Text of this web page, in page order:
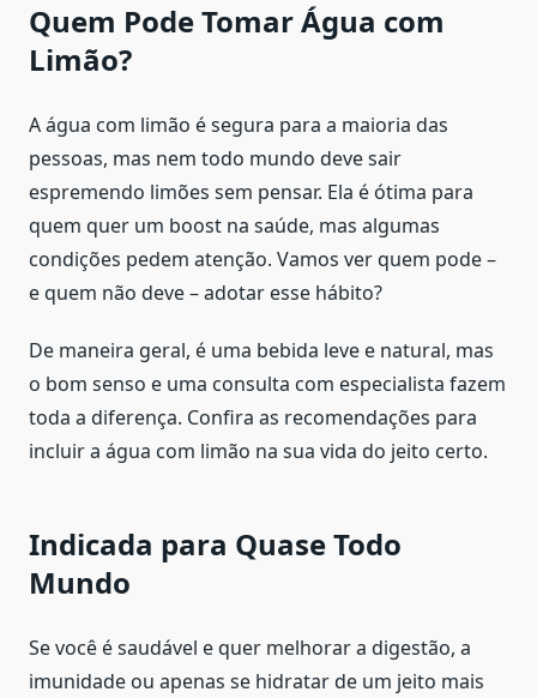
Quem Pode Tomar Água com
Limão?
A água com limão é segura para a maioria das
pessoas, mas nem todo mundo deve sair
espremendo limões sem pensar. Ela é ótima para
quem quer um boost na saúde, mas algumas
condições pedem atenção. Vamos ver quem pode –
e quem não deve – adotar esse hábito?
De maneira geral, é uma bebida leve e natural, mas
o bom senso e uma consulta com especialista fazem
toda a diferença. Confira as recomendações para
incluir a água com limão na sua vida do jeito certo.
Indicada para Quase Todo
Mundo
Se você é saudável e quer melhorar a digestão, a
imunidade ou apenas se hidratar de um jeito mais